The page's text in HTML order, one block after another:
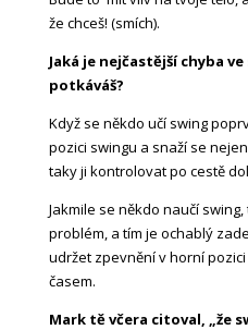
že chceš! (smích).
Jaká je nejčastější chyba
potkáváš?
Když se někdo učí swing
pozici swingu a snaží se
taky ji kontrolovat po cestě
Jakmile se někdo naučí
problém, a tím je ochablý
udržet zpevnění v horní
časem.
Mark tě včera citoval, „že